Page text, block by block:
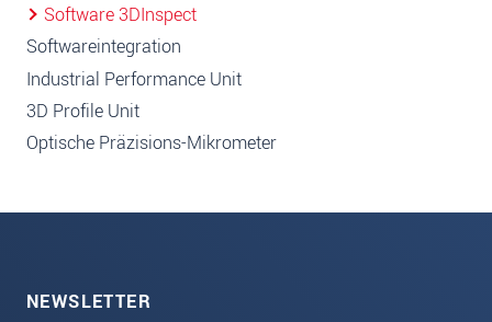
Software 3DInspect
Softwareintegration
Industrial Performance Unit
3D Profile Unit
Optische Präzisions-Mikrometer
NEWSLETTER